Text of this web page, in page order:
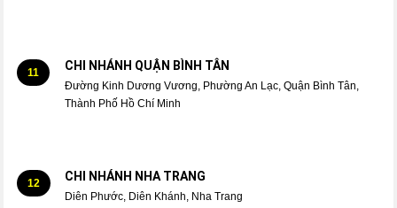
11 CHI NHÁNH QUẬN BÌNH TÂN
Đường Kinh Dương Vương, Phường An Lạc, Quận Bình Tân,
Thành Phố Hồ Chí Minh
12 CHI NHÁNH NHA TRANG
Diên Phước, Diên Khánh, Nha Trang